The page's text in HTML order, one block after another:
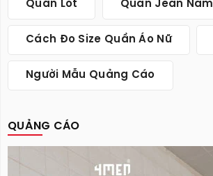
Quần Lót Quan Jean Nam
Cách Đo Size Quần Áo Nữ
Người Mẫu Quảng Cáo
QUẢNG CÁO